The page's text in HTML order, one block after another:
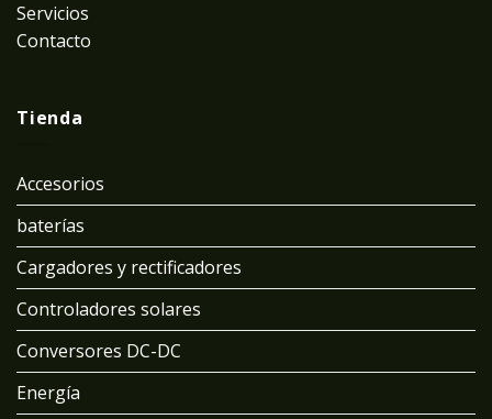
Servicios
Contacto
Tienda
Accesorios
baterías
Cargadores y rectificadores
Controladores solares
Conversores DC-DC
Energía